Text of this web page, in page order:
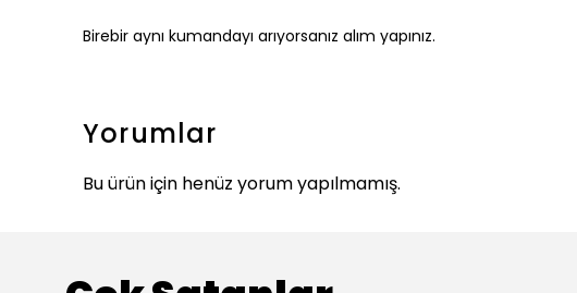
Birebir aynı kumandayı arıyorsanız alım yapınız.
Yorumlar
Bu ürün için henüz yorum yapılmamış.